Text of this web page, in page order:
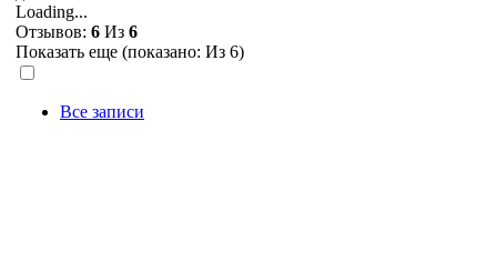
Loading...
Отзывов: 6 Из 6
Показать еще (показано: Из 6)
Все записи